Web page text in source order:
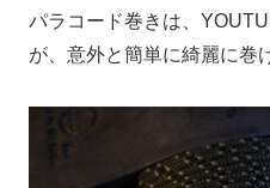
パラコード巻きは、
が、意外と簡単に綺麗に巻